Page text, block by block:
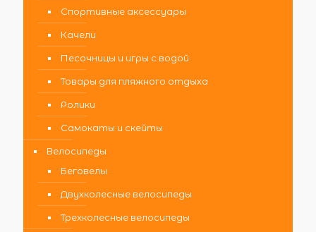
Спортивные аксессуары
Качели
Песочницы и игры с водой
Товары для пляжного отдыха
Ролики
Самокаты и скейты
Велосипеды
Беговелы
Двухколесные велосипеды
Трехколесные велосипеды